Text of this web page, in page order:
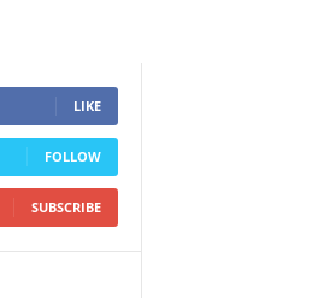
LIKE
FOLLOW
SUBSCRIBE